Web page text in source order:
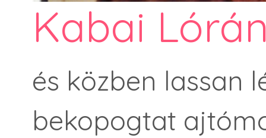
Kabai
és közben lassan
bekopogtat